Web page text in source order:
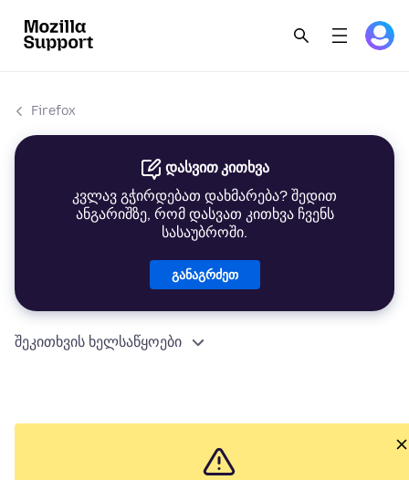
Firefox
დასვით კითხვა
კვლავ გჭირდებათ დახმარება? შედით
ანგარიშზე, რომ დასვათ კითხვა ჩვენს
სასაუბროში.
განაგრძეთ
შეკითხვის ხელსაწყოები